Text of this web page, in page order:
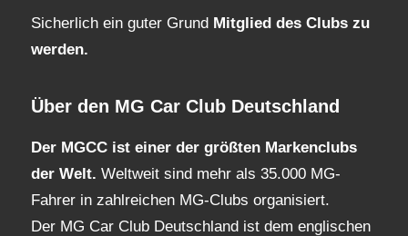
Sicherlich ein guter Grund Mitglied des Clubs zu
werden.
Über den MG Car Club Deutschland
Der MGCC ist einer der größten Markenclubs
der Welt. Weltweit sind mehr als 35.000 MG-
Fahrer in zahlreichen MG-Clubs organisiert.
Der MG Car Club Deutschland ist dem englischen